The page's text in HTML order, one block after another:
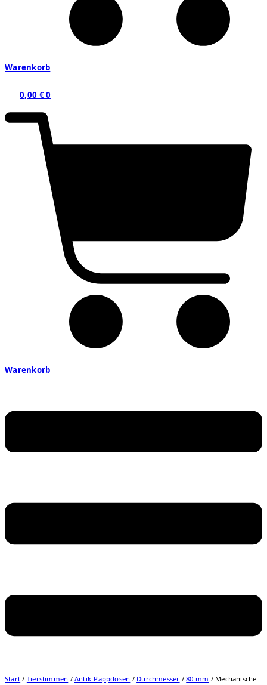
Warenkorb
0,00 €0
Warenkorb
Start / Tierstimmen / Antik-Pappdosen / Durchmesser /80 mm / Mechanische